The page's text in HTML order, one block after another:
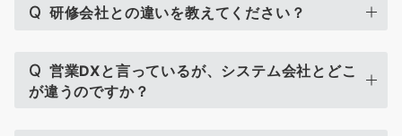
Q 研修会社との違いを教えてください？
Q 営業DXと言っているが、システム会社とどこ
が違うのですか？